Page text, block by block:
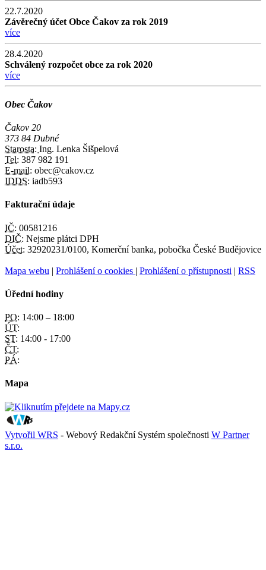
22.7.2020
Závěrečný účet Obce Čakov za rok 2019
více
28.4.2020
Schválený rozpočet obce za rok 2020
více
Obec Čakov
Čakov 20
373 84 Dubné
Starosta: Ing. Lenka Šišpelová
Tel: 387 982 191
E-mail: obec@cakov.cz
IDDS: iadb593
Fakturační údaje
IČ: 00581216
DIČ: Nejsme plátci DPH
Účet: 32920231/0100, Komerční banka, pobočka České Budějovice
Mapa webu | Prohlášení o cookies | Prohlášení o přístupnosti | RSS
Úřední hodiny
PO: 14:00 – 18:00
ÚT:
ST: 14:00 - 17:00
ČT:
PÁ:
Mapa
Vytvořil WRS - Webový Redakční Systém společnosti W Partner
s.r.o.